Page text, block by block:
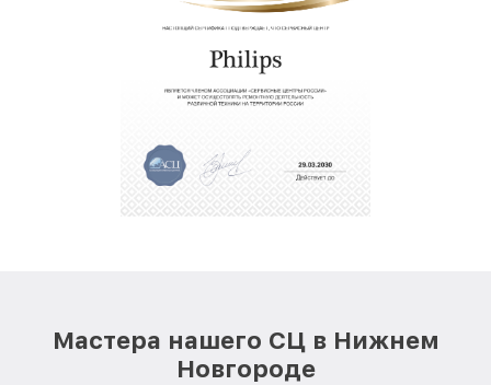
Мастера нашего СЦ в Нижнем
Новгороде